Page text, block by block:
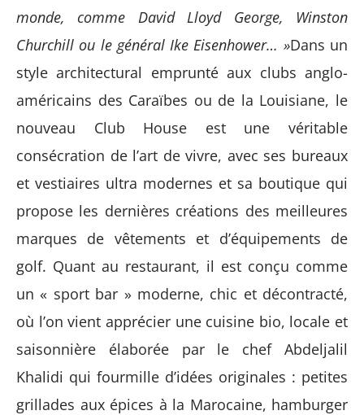
monde, comme David Lloyd George, Winston
Churchill ou le général Ike Eisenhower… »Dans un
style architectural emprunté aux clubs anglo-
américains des Caraïbes ou de la Louisiane, le
nouveau Club House est une véritable
consécration de l’art de vivre, avec ses bureaux
et vestiaires ultra modernes et sa boutique qui
propose les dernières créations des meilleures
marques de vêtements et d’équipements de
golf. Quant au restaurant, il est conçu comme
un « sport bar » moderne, chic et décontracté,
où l’on vient apprécier une cuisine bio, locale et
saisonnière élaborée par le chef Abdeljalil
Khalidi qui fourmille d’idées originales : petites
grillades aux épices à la Marocaine, hamburger